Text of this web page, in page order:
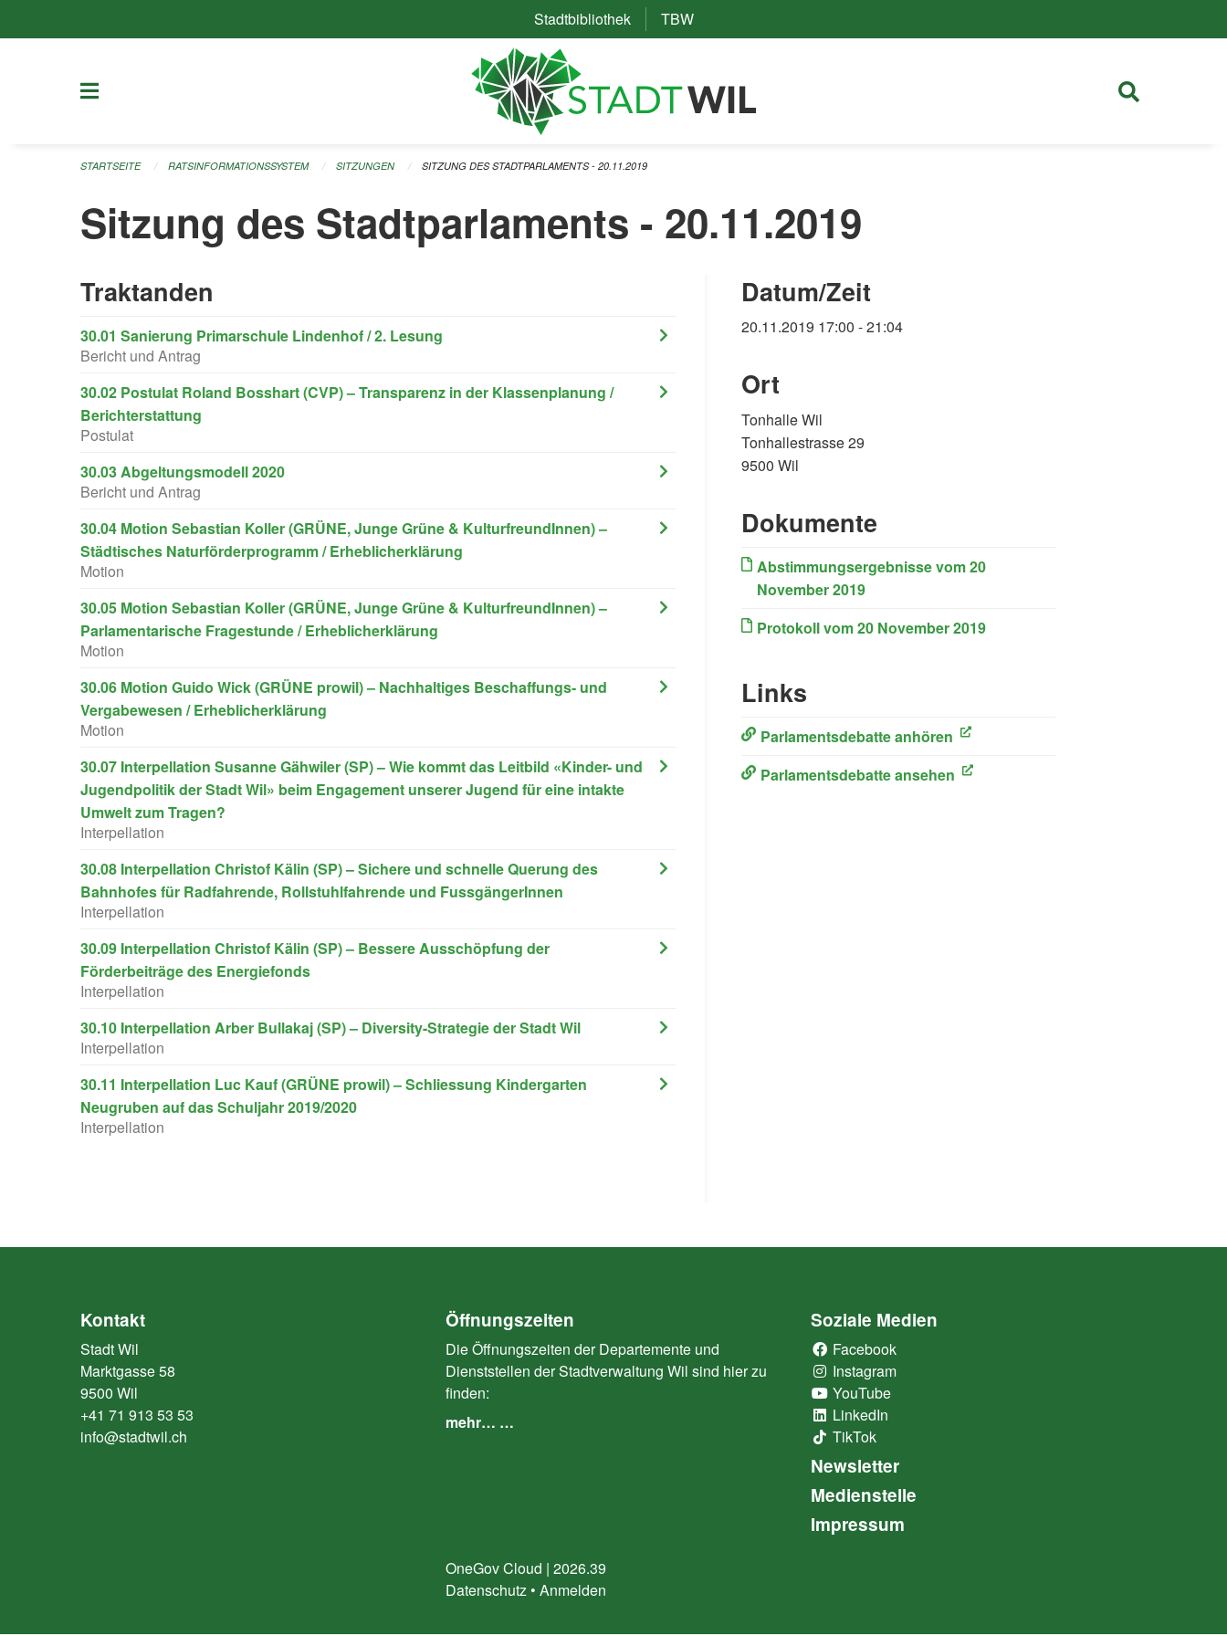
Stadtbibliothek(External Link)
TBW(External Link)
STARTSEITE RATSINFORMATIONSSYSTEM SITZUNGEN SITZUNG DES STADTPARLAMENTS - 20.11.2019
Sitzung des Stadtparlaments - 20.11.2019
Traktanden
30.01 Sanierung Primarschule Lindenhof / 2. Lesung
Bericht und Antrag
30.02 Postulat Roland Bosshart (CVP) – Transparenz in der Klassenplanung /
Berichterstattung
Postulat
30.03 Abgeltungsmodell 2020
Bericht und Antrag
30.04 Motion Sebastian Koller (GRÜNE, Junge Grüne & KulturfreundInnen) –
Städtisches Naturförderprogramm / Erheblicherklärung
Motion
30.05 Motion Sebastian Koller (GRÜNE, Junge Grüne & KulturfreundInnen) –
Parlamentarische Fragestunde / Erheblicherklärung
Motion
30.06 Motion Guido Wick (GRÜNE prowil) – Nachhaltiges Beschaffungs- und
Vergabewesen / Erheblicherklärung
Motion
30.07 Interpellation Susanne Gähwiler (SP) – Wie kommt das Leitbild «Kinder- und
Jugendpolitik der Stadt Wil» beim Engagement unserer Jugend für eine intakte
Umwelt zum Tragen?
Interpellation
30.08 Interpellation Christof Kälin (SP) – Sichere und schnelle Querung des
Bahnhofes für Radfahrende, Rollstuhlfahrende und FussgängerInnen
Interpellation
30.09 Interpellation Christof Kälin (SP) – Bessere Ausschöpfung der
Förderbeiträge des Energiefonds
Interpellation
30.10 Interpellation Arber Bullakaj (SP) – Diversity-Strategie der Stadt Wil
Interpellation
30.11 Interpellation Luc Kauf (GRÜNE prowil) – Schliessung Kindergarten
Neugruben auf das Schuljahr 2019/2020
Interpellation
Datum/Zeit
20.11.2019 17:00 - 21:04
Ort
Tonhalle Wil
Tonhallestrasse 29
9500 Wil
Dokumente
Abstimmungsergebnisse vom 20
November 2019
Protokoll vom 20 November 2019
Links
Parlamentsdebatte anhören
(External Link)
Parlamentsdebatte ansehen
(External Link)
Kontakt
Stadt Wil
Marktgasse 58
9500 Wil
+41 71 913 53 53
info@stadtwil.ch
Öffnungszeiten
Die Öffnungszeiten der Departemente und
Dienststellen der Stadtverwaltung Wil sind hier zu
finden:
mehr… …
Soziale Medien
Facebook
Instagram
YouTube
LinkedIn
TikTok
Newsletter
Medienstelle
Impressum
OneGov Cloud (External Link)
| 2026.39
Datenschutz (External Link)
Anmelden